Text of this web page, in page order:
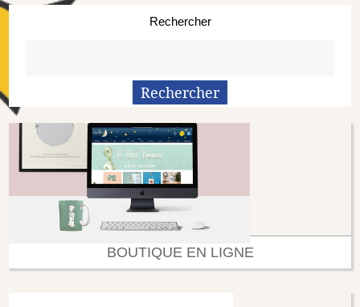
Rechercher
BOUTIQUE EN LIGNE